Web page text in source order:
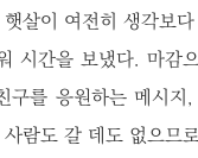
살이 여전히 생각보
시간을 보냈다. 마감
를 응원하는 메시
람도 갈 데도 없으므